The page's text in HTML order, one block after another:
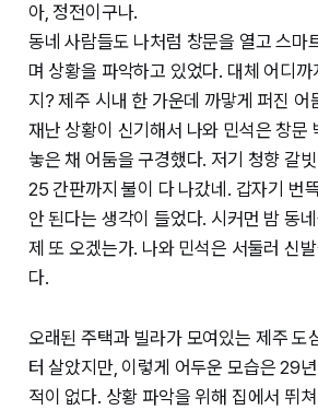
아, 정전이구나.
동네 사람들도 나처럼 창문을 열고 스마
며 상황을 파악하고 있었다. 대체 어디까
지? 제주 시내 한 가운데 까맣게 퍼진 어
재난 상황이 신기해서 나와 민석은 창문
놓은 채 어둠을 구경했다. 저기 청향 갈
25 간판까지 불이 다 나갔네. 갑자기 번
안 된다는 생각이 들었다. 시커먼 밤 동
제 또 오겠는가. 나와 민석은 서둘러 신
다.
오래된 주택과 빌라가 모여있는 제주 도
터 살았지만, 이렇게 어두운 모습은 29
적이 없다. 상황 파악을 위해 집에서 뛰